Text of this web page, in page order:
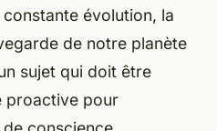
constante évolution, la
de notre planète
sujet qui doit être
proactive pour